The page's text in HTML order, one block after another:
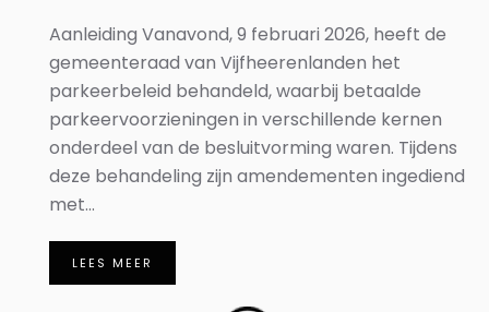
Aanleiding Vanavond, 9 februari 2026, heeft de
gemeenteraad van Vijfheerenlanden het
parkeerbeleid behandeld, waarbij betaalde
parkeervoorzieningen in verschillende kernen
onderdeel van de besluitvorming waren. Tijdens
deze behandeling zijn amendementen ingediend
met...
LEES MEER